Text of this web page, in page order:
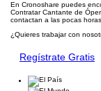
En Cronoshare puedes
Contratar Cantante de
contactan a las pocas horas.
¿Quieres trabajar con
Regístrate Gratis